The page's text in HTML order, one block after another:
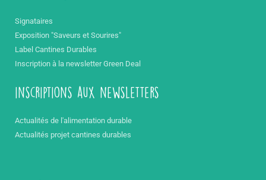
Signataires
Exposition "Saveurs et Sourires"
Label Cantines Durables
Inscription à la newsletter Green Deal
inscriptions aux newsletters
Actualités de l'alimentation durable
Actualités projet cantines durables